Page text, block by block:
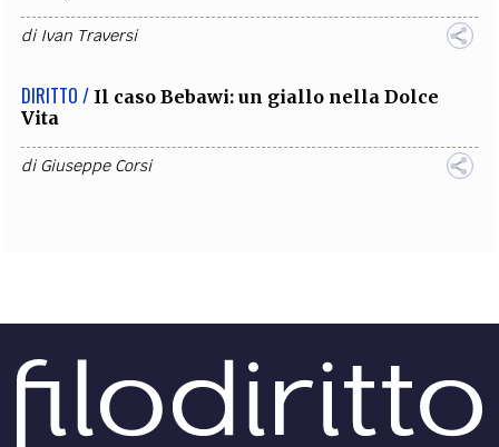
di Ivan Traversi
DIRITTO / Il caso Bebawi: un giallo nella Dolce
Vita
diGiuseppe Corsi